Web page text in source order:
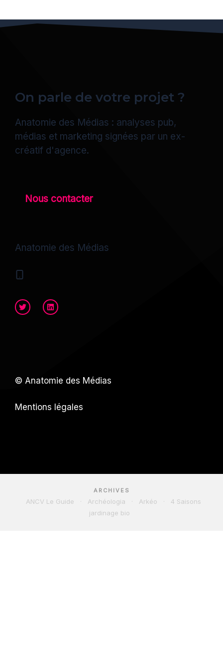
On parle de votre projet ?
Anatomie des Médias : analyses pub,
médias et marketing signées par un ex-
créatif d'agence.
Nous contacter
Anatomie des Médias
© Anatomie des Médias
Mentions légales
ARCHIVES
ANCV Le Guide · Archéologia · Arkéo ·
4 Saisons
jardinage bio